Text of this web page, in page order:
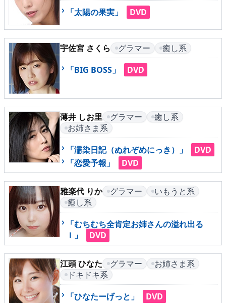
アイドル一覧
メニュー
▶発売中
▶新作
▶ 次回作
▶制作中
▶発売年月日
ご利用ガイド
▶更新情報
▶個人情報保護について
▶ よくあるご質問
「太陽の果実」
DVD
宇佐宮 さくら グラマー
癒し系
「BIG BOSS」
DVD
薄井 しお里 グラマー
癒し系
お姉さま系
「濡染日記（ぬれぞめにっき）」
DVD
「恋愛予報」
DVD
雅楽代 りか グラマー
いもうと系
癒し系
「むちむち全肯定お姉さんの溢れ出る
Ｉ」
DVD
江頭 ひなた グラマー
お姉さま系
ドキドキ系
「ひなたーげっと」
DVD